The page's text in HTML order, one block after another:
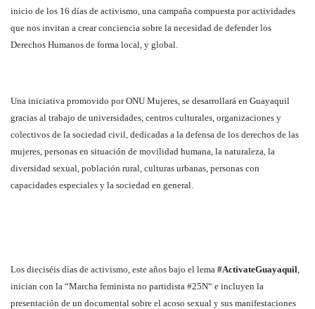
inicio de los 16 días de activismo, una campaña compuesta por actividades
que nos invitan a crear conciencia sobre la necesidad de defender los
Derechos Humanos de forma local, y global.
Una iniciativa promovido por ONU Mujeres, se desarrollará en Guayaquil
gracias al trabajo de universidades, centros culturales, organizaciones y
colectivos de la sociedad civil, dedicadas a la defensa de los derechos de las
mujeres, personas en situación de movilidad humana, la naturaleza, la
diversidad sexual, población rural, culturas urbanas, personas con
capacidades especiales y la sociedad en general.
Los dieciséis días de activismo, este años bajo el lema #ActivateGuayaquil,
inician con la “Marcha feminista no partidista #25N“ e incluyen la
presentación de un documental sobre el acoso sexual y sus manifestaciones